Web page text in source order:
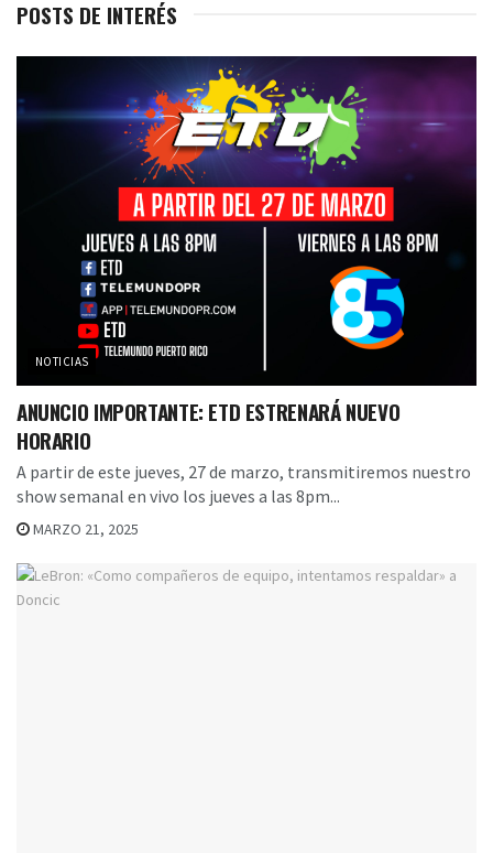
POSTS DE INTERÉS
NOTICIAS
ANUNCIO IMPORTANTE: ETD ESTRENARÁ NUEVO
HORARIO
A partir de este jueves, 27 de marzo, transmitiremos nuestro
show semanal en vivo los jueves a las 8pm...
MARZO 21, 2025